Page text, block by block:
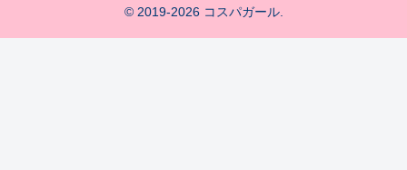
© 2019-2026 コスパガール.